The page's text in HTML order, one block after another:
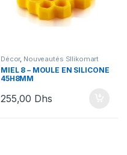
Décor, Nouveautés SIlikomart
MIEL 8 – MOULE EN SILICONE
45H8MM
255,00 Dhs